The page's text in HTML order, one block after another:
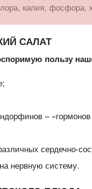
калия,
САЛАТ
пользу
–
сердечно-
нервную систему.